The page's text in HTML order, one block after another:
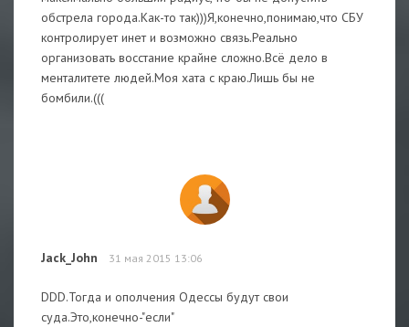
обстрела города.Как-то так)))Я,конечно,понимаю,что СБУ
контролирует инет и возможно связь.Реально
организовать восстание крайне сложно.Всё дело в
менталитете людей.Моя хата с краю.Лишь бы не
бомбили.(((
Jack_John 31 мая 2015 13:06
DDD.Тогда и ополчения Одессы будут свои
суда.Это,конечно-"если"